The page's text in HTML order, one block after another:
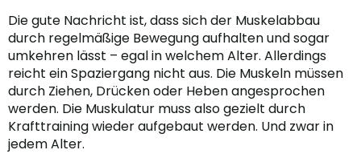
Die gute Nachricht ist, dass sich der Muskelabbau
durch regelmäßige Bewegung aufhalten und sogar
umkehren lässt – egal in welchem Alter. Allerdings
reicht ein Spaziergang nicht aus. Die Muskeln müssen
durch Ziehen, Drücken oder Heben angesprochen
werden. Die Muskulatur muss also gezielt durch
Krafttraining wieder aufgebaut werden. Und zwar in
jedem Alter.